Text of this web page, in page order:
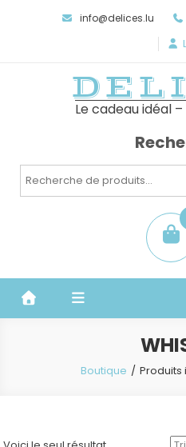
info@delices.lu
Le cadeau idéal
Recherche
Boutique Produits